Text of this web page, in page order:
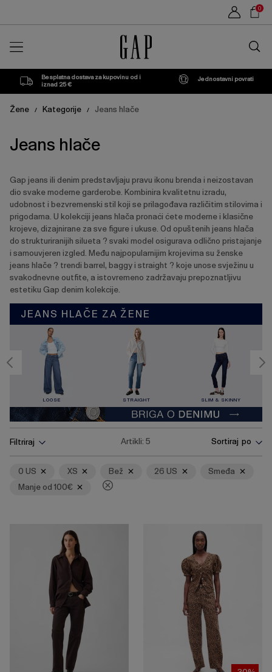
0
trgovini
Besplatna dostava za kupovinu od i
iznad 25 €
Jednostavni povrati
Žene / Kategorije / Jeans hlače
Jeans hlače
Gap jeans ili denim predstavljaju pravu ikonu brenda i neizostavan
dio svake moderne garderobe. Kombinira kvalitetnu izradu,
udobnost i bezvremenski stil koji se prilagođava različitim stilovima i
prigodama. U kolekciji jeans hlača pronaći ćete moderne i klasične
krojeve, dizajnirane za sve figure i ukuse. Od opuštenih jeans hlača
do strukturiranijih silueta ? svaki model osigurava odlično pristajanje
i samouvjeren izgled. Među najpopularnijim krojevima su ženske
jeans hlače ? trendi barrel, baggy i straight ? koje unose svježinu u
svakodnevne outfite, a istovremeno zadržavaju prepoznatljivu
estetiku Gap denim kolekcije.
JEANS HLAČE ZA ŽENE
LOOSE STRAIGHT SLIM & SKINNY
tipku
Enter
za
Filtriraj Artikli:5 Sortiraj po
0 US XS Bež 26 US Smeđa
Manje od 100€